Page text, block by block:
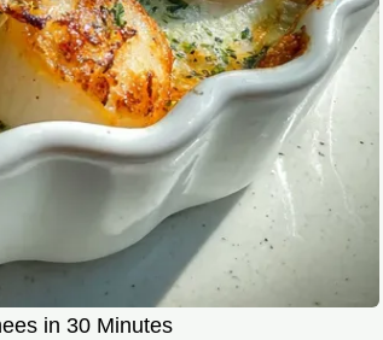
in 30 Minutes